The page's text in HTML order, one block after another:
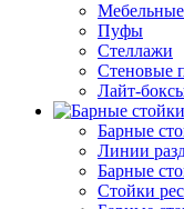
Пуфы
Стеллажи
Стеновые
Лайт-
Барные
Линии
Барные
Стойки